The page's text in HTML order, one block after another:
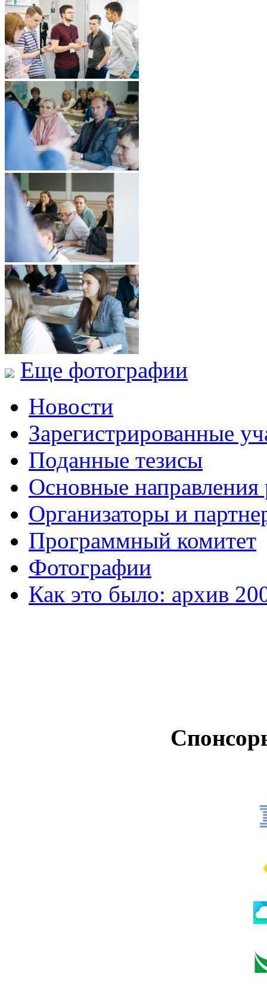
Еще фотографии
Новости
Зарегистрированные
Поданные тезисы
Основные направления
Организаторы и
Программный комитет
Фотографии
Как это было: архив